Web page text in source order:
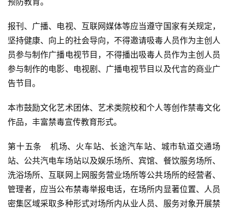
报刊、广播、电视、互联网媒体等应当遵守国家有关规定，
坚持健康、向上的社会导向，不得邀请吸毒人员作为主创人
员参与制作广播电视节目，不得播出吸毒人员作为主创人员
参与制作的电影、电视剧、广播电视节目以及代言的商业广
告节目。
本市鼓励文化艺术团体、艺术类院校和个人等创作禁毒文化
作品，丰富禁毒宣传教育形式。
第十五条　机场、火车站、长途汽车站、城市轨道交通场
站、公共汽电车场站以及娱乐场所、宾馆、餐饮服务场所、
洗浴场所、互联网上网服务营业场所等公共场所的经营者、
管理者，应当公布禁毒举报电话，在场所内显著位置、人员
密集区域采取多种形式对场所内从业人员、服务对象开展禁